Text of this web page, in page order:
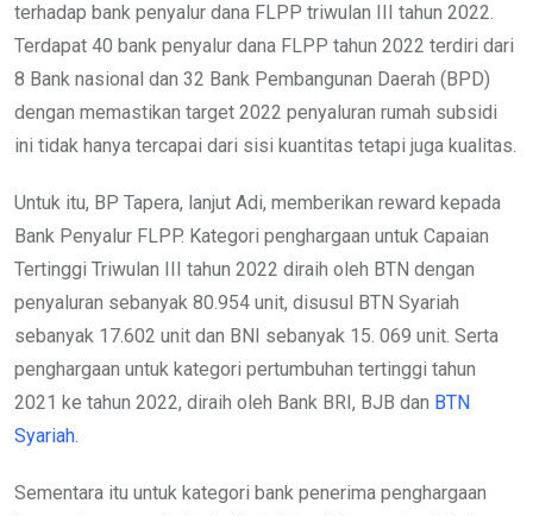
terhadap bank penyalur dana FLPP triwulan III tahun 2022.
Terdapat 40 bank penyalur dana FLPP tahun 2022 terdiri dari
8 Bank nasional dan 32 Bank Pembangunan Daerah (BPD)
dengan memastikan target 2022 penyaluran rumah subsidi
ini tidak hanya tercapai dari sisi kuantitas tetapi juga kualitas.
Untuk itu, BP Tapera, lanjut Adi, memberikan reward kepada
Bank Penyalur FLPP. Kategori penghargaan untuk Capaian
Tertinggi Triwulan III tahun 2022 diraih oleh BTN dengan
penyaluran sebanyak 80.954 unit, disusul BTN Syariah
sebanyak 17.602 unit dan BNI sebanyak 15. 069 unit. Serta
penghargaan untuk kategori pertumbuhan tertinggi tahun
2021 ke tahun 2022, diraih oleh Bank BRI, BJB dan BTN
Syariah.
Sementara itu untuk kategori bank penerima penghargaan